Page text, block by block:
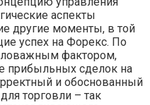
аспекты
другие моменты, в той
успех на Форекс. По
фактором,
прибыльных сделок на
и обоснованный
торговли – так